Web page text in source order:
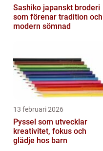
Sashiko japanskt broderi
som förenar tradition och
modern sömnad
13 februari 2026
Pyssel som utvecklar
kreativitet, fokus och
glädje hos barn